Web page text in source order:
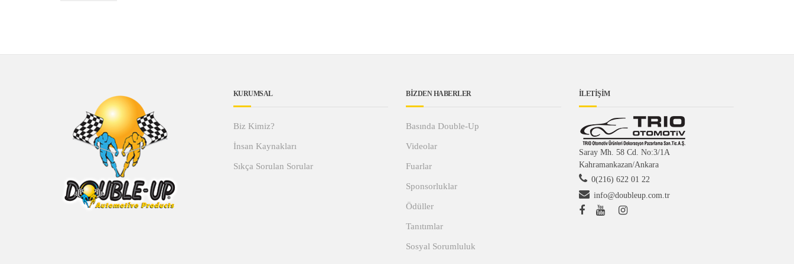
KURUMSAL
Biz Kimiz?
İnsan Kaynakları
Sıkça Sorulan Sorular
BİZDEN HABERLER
Basında Double-Up
Videolar
Fuarlar
Sponsorluklar
Ödüller
Tanıtımlar
Sosyal Sorumluluk
İLETİŞİM
Saray Mh. 58 Cd. No:3/1A
Kahramankazan/Ankara
0(216) 622 01 22
info@doubleup.com.tr